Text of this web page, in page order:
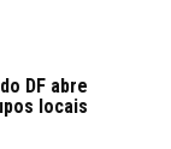
DF abre
locais